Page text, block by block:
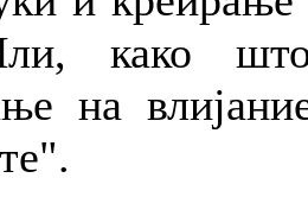
како
на